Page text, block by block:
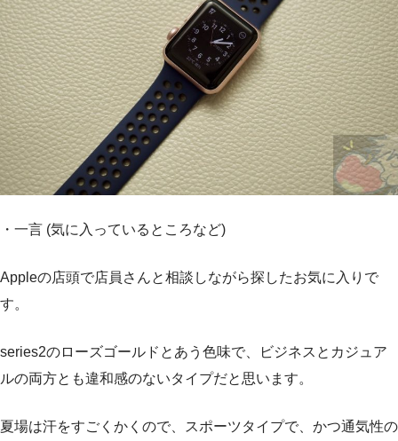
・一言 (気に入っているところなど)
Appleの店頭で店員さんと相談しながら探したお気に入りで
す。
series2のローズゴールドとあう色味で、ビジネスとカジュア
ルの両方とも違和感のないタイプだと思います。
夏場は汗をすごくかくので、スポーツタイプで、かつ通気性の